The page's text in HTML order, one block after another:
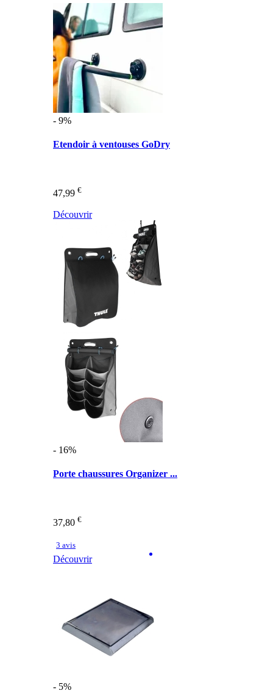
- 9%
Etendoir à ventouses GoDry
47,99 €
Découvrir
- 16%
Porte chaussures Organizer ...
37,80 €
3 avis
Découvrir
- 5%